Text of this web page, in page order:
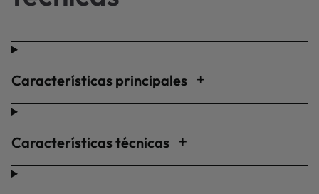
Características principales
Características técnicas